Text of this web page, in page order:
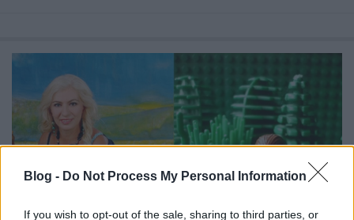
Blog - Do Not Process My Personal Information
If you wish to opt-out of the sale, sharing to third parties, or